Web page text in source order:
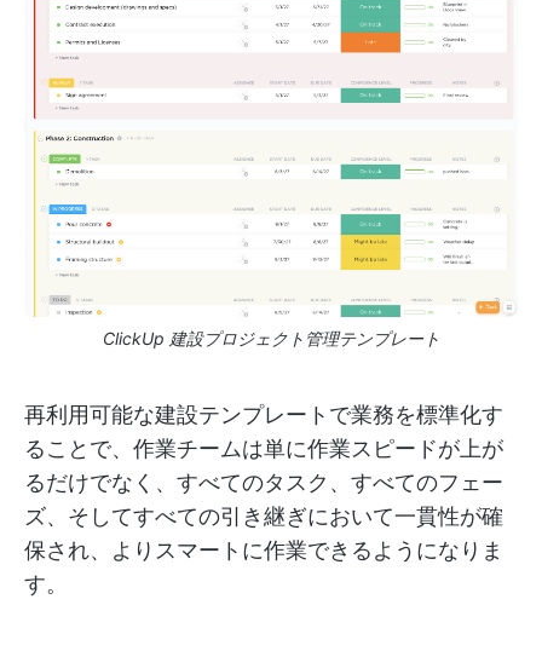
ClickUp 建設プロジェクト管理テンプレート
再利用可能な建設テンプレートで業務を標準化す
ることで、作業チームは単に作業スピードが上が
るだけでなく、すべてのタスク、すべてのフェー
ズ、そしてすべての引き継ぎにおいて一貫性が確
保され、よりスマートに作業できるようになりま
す。